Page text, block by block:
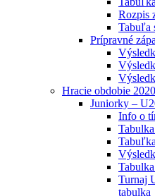
Rozpis
Tabuľa
Prípravné
Hracie obdobie
Juniorky –
Info o
Turnaj
tabulka